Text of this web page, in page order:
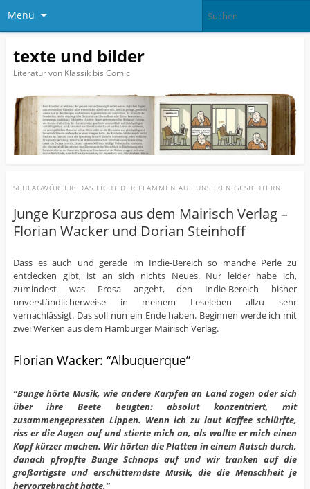
Menü
texte und bilder
Literatur von Klassik bis Comic
SCHLAGWÖRTER: DAS LICHT DER FLAMMEN AUF UNSEREN GESICHTERN
Junge Kurzprosa aus dem Mairisch Verlag –
Florian Wacker und Dorian Steinhoff
Dass es auch und gerade im Indie-Bereich so manche Perle zu
entdecken gibt, ist an sich nichts Neues. Nur leider habe ich,
zumindest was Prosa angeht, den Indie-Bereich bisher
unverständlicherweise in meinem Leseleben allzu sehr
vernachlässigt. Das soll nun ein Ende haben. Beginnen werde ich mit
zwei Werken aus dem Hamburger Mairisch Verlag.
Florian Wacker: “Albuquerque”
“Bunge hörte Musik, wie andere Karpfen an Land zogen oder sich
über ihre Beete beugten: absolut konzentriert, mit
zusammengepressten Lippen. Wenn ich zu laut Kaffee schlürfte,
riss er die Augen auf und stierte mich an, als wollte er mich einen
Kopf kürzer machen. Wir hörten die Platten in einem Rutsch durch,
danach pfropfte Bunge Schnaps auf und wir tranken auf die
großartigste und erschütterndste Musik, die die Menschheit je
hervorgebracht hatte.”